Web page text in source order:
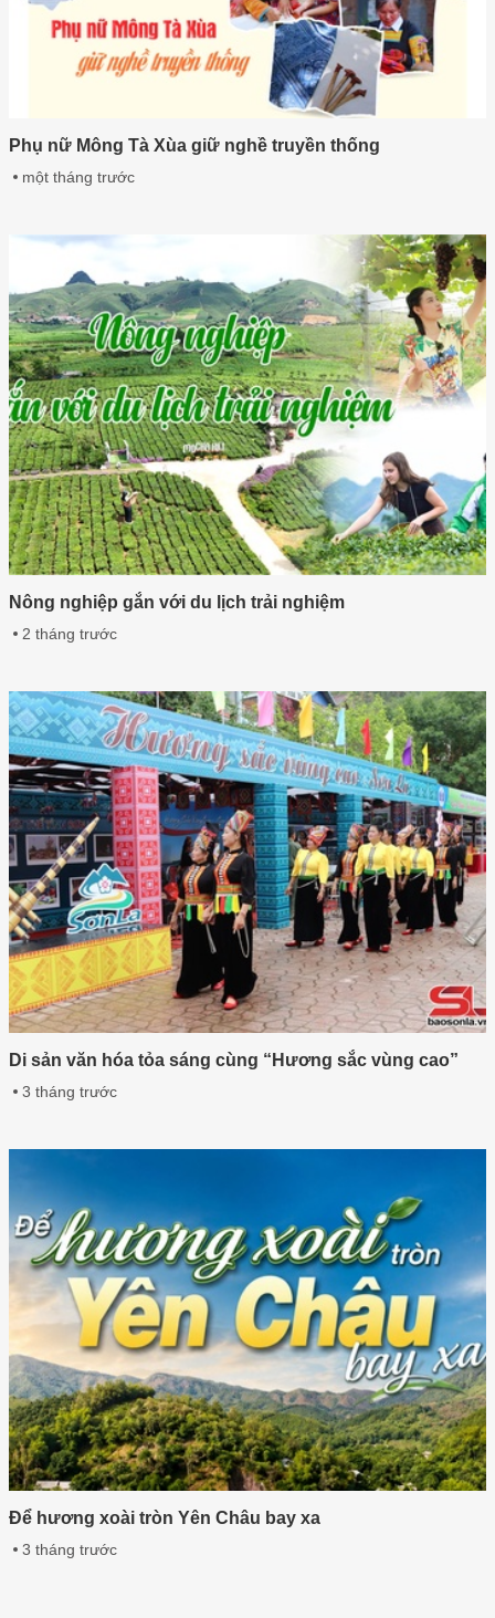
Phụ nữ Mông Tà Xùa giữ nghề truyền thống
một tháng trước
Nông nghiệp gắn với du lịch trải nghiệm
2 tháng trước
Di sản văn hóa tỏa sáng cùng “Hương sắc vùng cao”
3 tháng trước
Để hương xoài tròn Yên Châu bay xa
3 tháng trước